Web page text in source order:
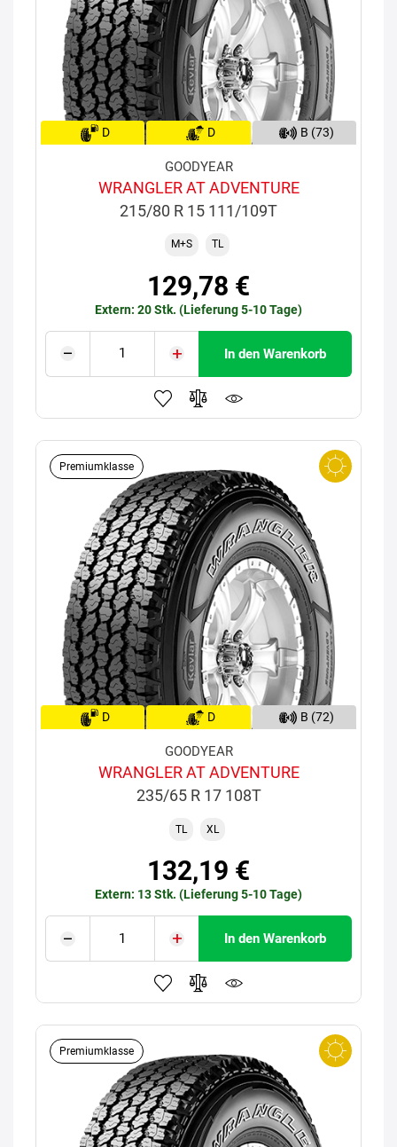
D D B (73)
GOODYEAR
WRANGLER AT ADVENTURE
215/80 R 15 111/109T
M+S TL
129,78 €
Extern: 20 Stk. (Lieferung 5-10 Tage)
In den Warenkorb
Premiumklasse
D D B (72)
GOODYEAR
WRANGLER AT ADVENTURE
235/65 R 17 108T
TL XL
132,19 €
Extern: 13 Stk. (Lieferung 5-10 Tage)
In den Warenkorb
Premiumklasse